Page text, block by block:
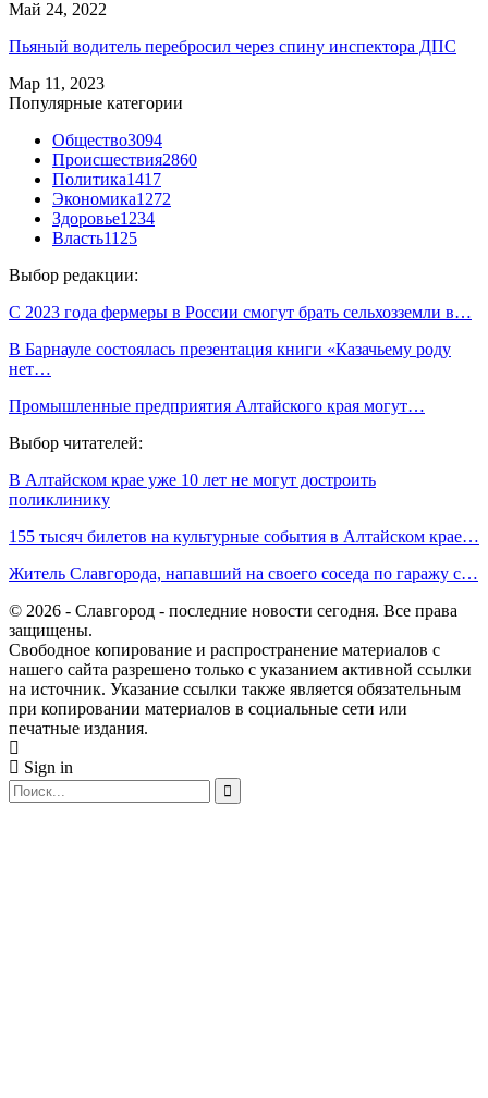
Май 24, 2022
Пьяный водитель перебросил через спину инспектора ДПС
Мар 11, 2023
Популярные категории
Общество3094
Происшествия2860
Политика1417
Экономика1272
Здоровье1234
Власть1125
Выбор редакции:
С 2023 года фермеры в России смогут брать сельхозземли в…
В Барнауле состоялась презентация книги «Казачьему роду
нет…
Промышленные предприятия Алтайского края могут…
Выбор читателей:
В Алтайском крае уже 10 лет не могут достроить
поликлинику
155 тысяч билетов на культурные события в Алтайском крае…
Житель Славгорода, напавший на своего соседа по гаражу с…
© 2026 - Славгород - последние новости сегодня. Все права
защищены.
Свободное копирование и распространение материалов с
нашего сайта разрешено только с указанием активной ссылки
на источник. Указание ссылки также является обязательным
при копировании материалов в социальные сети или
печатные издания.
Sign in